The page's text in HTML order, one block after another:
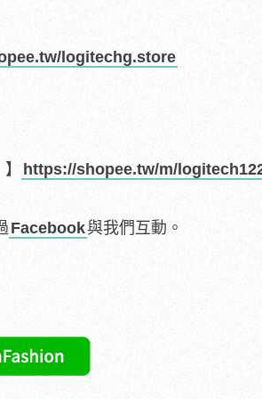
logitechg.store
https://shopee.tw/m/
Facebook與我們互動。